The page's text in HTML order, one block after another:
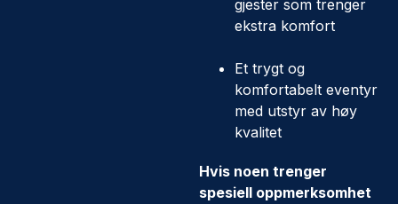
gjester som trenger
ekstra komfort
Et trygt og
komfortabelt eventyr
med utstyr av høy
kvalitet
Hvis noen trenger
spesiell oppmerksomhet